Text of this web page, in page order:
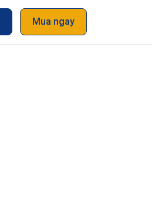
Mua ngay